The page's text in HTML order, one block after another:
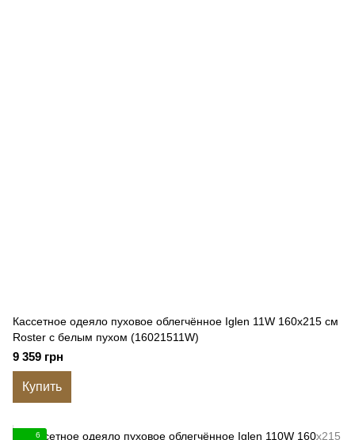
Кассетное одеяло пуховое облегчённое Iglen 11W 160x215 см
Roster с белым пухом (16021511W)
9 359 грн
Купить
6